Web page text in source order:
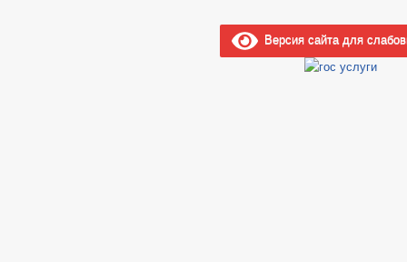
Версия сайта для